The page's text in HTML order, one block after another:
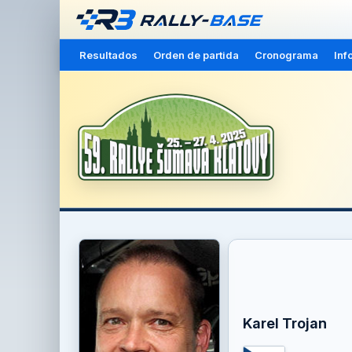
Resultados Orden de partida Cronograma
Karel Trojan